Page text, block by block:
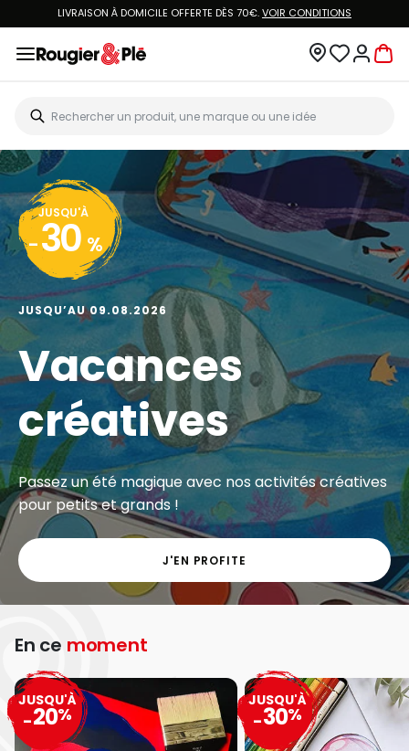
LIVRAISON À DOMICILE OFFERTE DÈS 70€.VOIR CONDITIONS
JUSQU'À
- 30 %
JUSQU’AU 09.08.2026
Vacances
créatives
Passez un été magique avec nos activités créatives
pour petits et grands !
J'EN PROFITE
En ce moment
JUSQU'À
-20%
JUSQU'À
-30%